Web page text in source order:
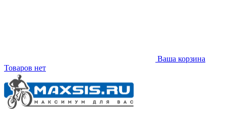
Ваша корзина
Товаров нет